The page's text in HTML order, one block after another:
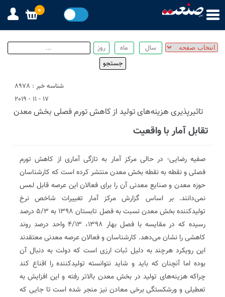
شناسه خبر : 8978
17 - 11 - 2019
تاثیرپذیری هزینه‌های تولید از کاهش تورم فصلی بخش معدن
تقابل آمار با واقعیت
صفیه رضایی- در حالی مرکز آمار به تازگی آماری از کاهش تورم
فصلی و نقطه به نقطه بخش معدن منتشر کرده است که کارشناسان
حوزه معدن و صنایع معدنی آن را برای فعالان این عرصه قابل لمس
نمی‌دانند. بر اساس گزارش مرکز آمار تغییرات شاخص نرخ
تولیدکننده بخش معدن نسبت به فصل تابستان ١٣٩٨ به ۵/۳ درصد
رسیده که در مقایسه با فصل بهار ١٣٩٨، ۴/۱۳ واحد درصد روند
کاهشی را نشان می‌دهد. کارشناسان و فعالان عرصه معدنی معتقدند
این رویکرد هرچند به دلیل ثبات ارزی است که دولت به دنبال آن
بوده اما آنچنان که باید و شاید نتوانسته تولیدکننده را اقناع کند
چراکه هزینه‌های تولید در بخش معدن بالاتر رفته و این افزایش به
تعطیلی و ورشکستگی برخی معادن نیز منجر شده است تا جایی که
0